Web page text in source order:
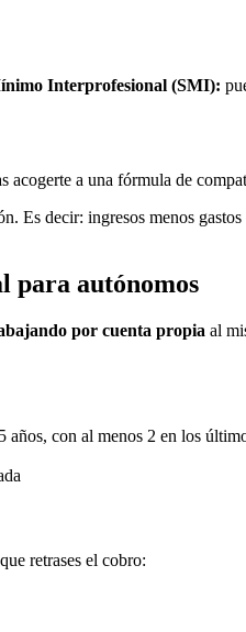
Interprofesional (SMI):
acogerte a una fórmula de
Es decir: ingresos menos
para autónomos
por cuenta propia al
años, con al menos 2 en los
retrases el cobro: